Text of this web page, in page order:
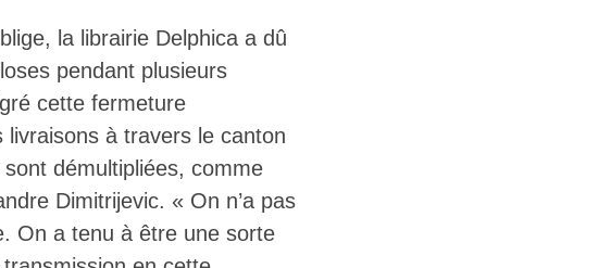
la librairie Delphica a dû
pendant plusieurs
cette fermeture
livraisons à travers le canton
démultipliées, comme
Dimitrijevic. « On n’a pas
On a tenu à être une sorte